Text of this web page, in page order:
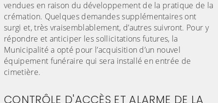
vendues en raison du développement de la pratique de la
crémation. Quelques demandes supplémentaires ont
surgi et, très vraisemblablement, d’autres suivront. Pour y
répondre et anticiper les sollicitations futures, la
Municipalité a opté pour l’acquisition d’un nouvel
équipement funéraire qui sera installé en entrée de
cimetière.
CONTRÔLE D'ACCÈS ET ALARME DE LA